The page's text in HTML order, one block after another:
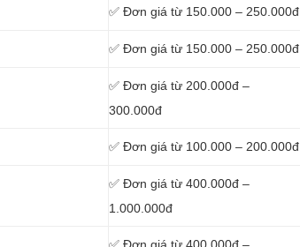
✅ Đơn giá từ 150.000 – 250.000đ
✅ Đơn giá từ 150.000 – 250.000đ
✅ Đơn giá từ 200.000đ –
300.000đ
✅ Đơn giá từ 100.000 – 200.000đ
✅ Đơn giá từ 400.000đ –
1.000.000đ